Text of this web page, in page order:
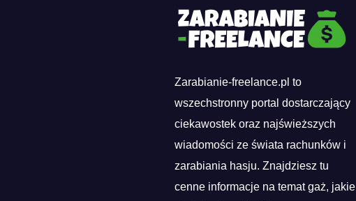
Zarabianie-freelance.pl to
wszechstronny portal dostarczający
ciekawostek oraz najświeższych
wiadomości ze świata rachunków i
zarabiania hasju. Znajdziesz tu
cenne informacje na temat gaż, jakie